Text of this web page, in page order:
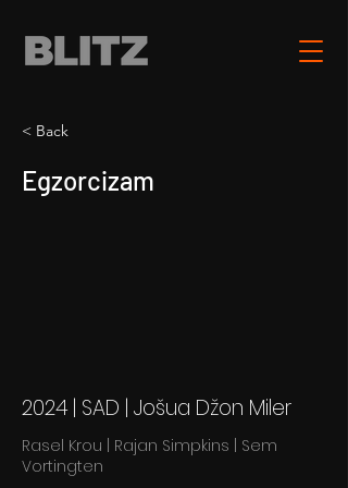
< Back
Egzorcizam
2024 | SAD | Jošua Džon Miler
Rasel Krou | Rajan Simpkins | Sem
Vortingten